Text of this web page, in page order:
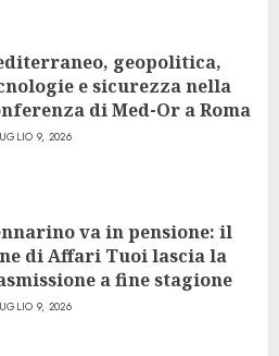
geopolitica,
e sicurezza nella
di Med-Or a Roma
9, 2026
va in pensione: il
di Affari Tuoi lascia la
a fine stagione
9, 2026